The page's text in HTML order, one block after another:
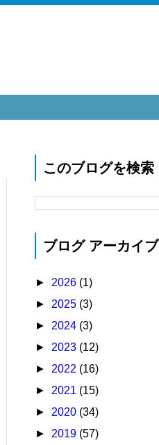
このブログを検索
ブログ アーカイブ
► 2026 (1)
► 2025 (3)
► 2024 (3)
► 2023 (12)
► 2022 (16)
► 2021 (15)
► 2020 (34)
► 2019 (57)